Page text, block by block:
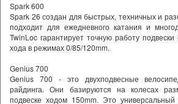
Spark 600
Spark 26 создан для быстрых, техничных и
подходит для ежедневного катания и
TwinLoc гарантирует точную работу
хода в режимах 0/85/120mm.
Genius 700
Genius 700 - это двухподвесные
райдинга. Они базируются на колесах
подвеске ходом 150mm. Это